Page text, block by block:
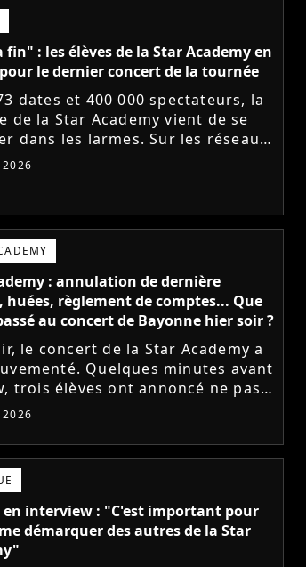
fin" : les élèves de la Star Academy en
le dernier concert de la tournée
dates et 400 000 spectateurs, la
de la Star Academy vient de se
dans les larmes. Sur les réseaux
les élèves adressent un dernier
au public...
: annulation de dernière
règlement de comptes... Que
au concert de Bayonne hier soir ?
le concert de la Star Academy a
Quelques minutes avant
trois élèves ont annoncé ne pas
sur scène pour des
politiques. Leur...
en interview : "C'est important pour
démarquer des autres de la Star